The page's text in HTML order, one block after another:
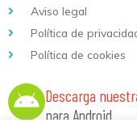
Aviso legal
Política de
Política de cookies
Descarga
para Android